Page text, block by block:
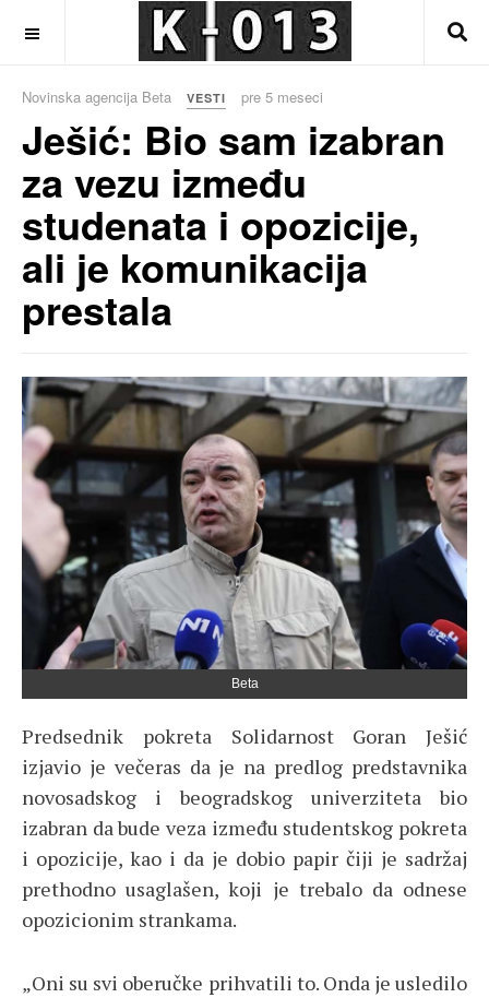
Novinska agencija Beta VESTI pre 5 meseci
Ješić: Bio sam izabran
za vezu između
studenata i opozicije,
ali je komunikacija
prestala
Beta
Predsednik pokreta Solidarnost Goran Ješić
izjavio je večeras da je na predlog predstavnika
novosadskog i beogradskog univerziteta bio
izabran da bude veza između studentskog pokreta
i opozicije, kao i da je dobio papir čiji je sadržaj
prethodno usaglašen, koji je trebalo da odnese
opozicionim strankama.
„Oni su svi oberučke prihvatili to. Onda je usledilo